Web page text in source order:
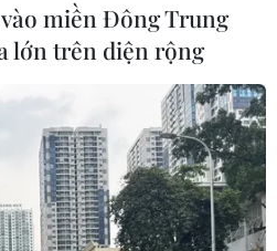
miền Đông Trung
lớn trên diện rộng